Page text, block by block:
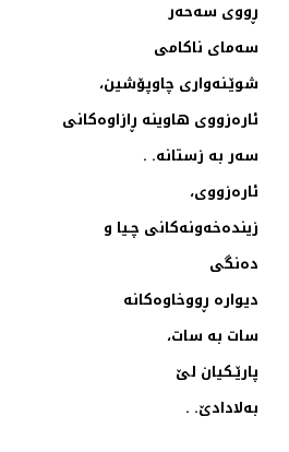
ڕووی سه‌حه‌ر
سه‌مای ناكامی
شوێـنه‌واری چاوپۆشین،
ئاره‌زووی هاوینه‌ ڕازاوه‌كانی
سه‌ر به‌ زستانه‌. .
ئاره‌زووی،
زینده‌خه‌ونه‌كانی چـیا و
ده‌نگی
دیواره‌ ڕووخاوه‌كانه‌
سات به‌ سات،
پارێـكیان لێ
به‌لادادێ. .